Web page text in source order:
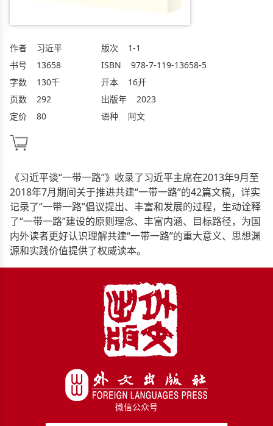
作者
习近平
书号
13658
字数
130千
页数
292
定价
80
版次
1-1
ISBN
978-7-119-13658-5
开本
16开
出版年
2023
语种
阿文
《习近平谈“一带一路”》收录了习近平主席在2013年9月至
2018年7月期间关于推进共建“一带一路”的42篇文稿，详实
记录了“一带一路”倡议提出、丰富和发展的过程，生动诠释
了“一带一路”建设的原则理念、丰富内涵、目标路径，为国
内外读者更好认识理解共建“一带一路”的重大意义、思想渊
源和实践价值提供了权威读本。
微信公众号